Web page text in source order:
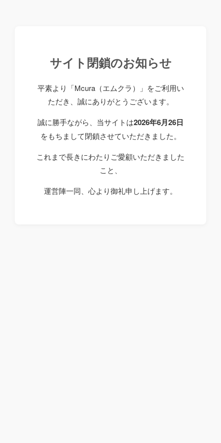
サイト閉鎖のお知らせ
平素より「Mcura（エムクラ）」をご利用い
ただき、誠にありがとうございます。
誠に勝手ながら、当サイトは2026年6月26日
をもちまして閉鎖させていただきました。
これまで長きにわたりご愛顧いただきました
こと、
運営陣一同、心より御礼申し上げます。